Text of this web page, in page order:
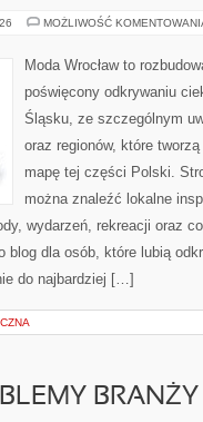
MOŻLIWOŚĆ
Moda Wrocław to
poświęcony odkrywaniu
Śląsku, ze szczególnym
oraz regionów, które
mapę tej części Polski.
można znaleźć lokalne
wydarzeń, rekreacji oraz
blog dla osób, które lubią
do najbardziej […]
BRANŻY